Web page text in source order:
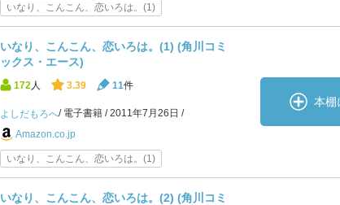
いなり、こんこん、恋いろは。(1)
いなり、こんこん、恋いろは。(1) (角川コミ
ックス・エース)
172 人 3.39 11件
よしだもろへ 電子書籍
2011年7月26日
Amazon.co.jp
いなり、こんこん、恋いろは。(1)
本棚
いなり、こんこん、恋いろは。(2) (角川コミ